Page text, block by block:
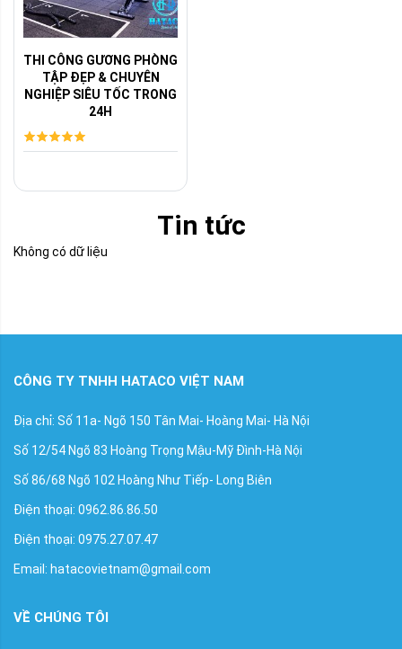
THI CÔNG GƯƠNG PHÒNG
TẬP ĐẸP & CHUYÊN
NGHIỆP SIÊU TỐC TRONG
24H
Tin tức
Không có dữ liệu
CÔNG TY TNHH HATACO VIỆT NAM
Địa chỉ: Số 11a- Ngõ 150 Tân Mai- Hoàng Mai- Hà Nội
Số 12/54 Ngõ 83 Hoàng Trọng Mậu-Mỹ Đình-Hà Nội
Số 86/68 Ngõ 102 Hoàng Như Tiếp- Long Biên
Điện thoại: 0962.86.86.50
Điện thoại: 0975.27.07.47
Email: hatacovietnam@gmail.com
VỀ CHÚNG TÔI